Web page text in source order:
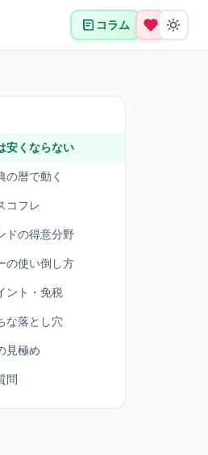
コラム
安くならない
の暦で動く
コフレ
ドの得意分野
の使い倒し方
ント・免税
な落とし穴
見極め
問